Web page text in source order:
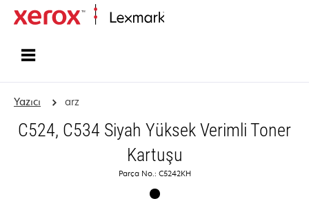
Yazıcı arz
C524, C534 Siyah Yüksek Verimli Toner
Kartuşu
Parça No.: C5242KH